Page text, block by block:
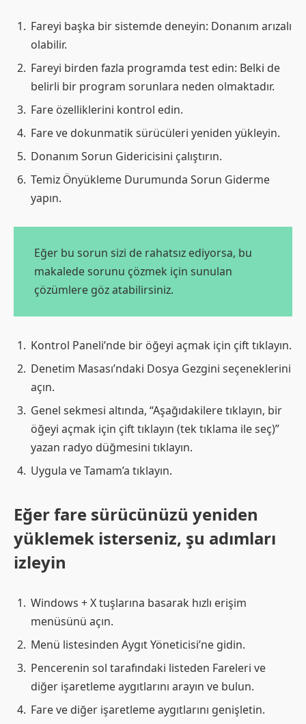
Fareyi başka bir sistemde deneyin: Donanım arızalı
olabilir.
Fareyi birden fazla programda test edin: Belki de
belirli bir program sorunlara neden olmaktadır.
Fare özelliklerini kontrol edin.
Fare ve dokunmatik sürücüleri yeniden yükleyin.
Donanım Sorun Gidericisini çalıştırın.
Temiz Önyükleme Durumunda Sorun Giderme
yapın.
Eğer bu sorun sizi de rahatsız ediyorsa, bu
makalede sorunu çözmek için sunulan
çözümlere göz atabilirsiniz.
Kontrol Paneli’nde bir öğeyi açmak için çift tıklayın.
Denetim Masası’ndaki Dosya Gezgini seçeneklerini
açın.
Genel sekmesi altında, “Aşağıdakilere tıklayın, bir
öğeyi açmak için çift tıklayın (tek tıklama ile seç)”
yazan radyo düğmesini tıklayın.
Uygula ve Tamam’a tıklayın.
Eğer fare sürücünüzü yeniden
yüklemek isterseniz, şu adımları
izleyin
Windows + X tuşlarına basarak hızlı erişim
menüsünü açın.
Menü listesinden Aygıt Yöneticisi’ne gidin.
Pencerenin sol tarafındaki listeden Fareleri ve
diğer işaretleme aygıtlarını arayın ve bulun.
Fare ve diğer işaretleme aygıtlarını genişletin.